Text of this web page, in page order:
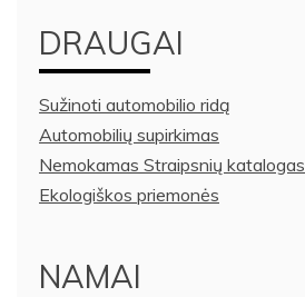
DRAUGAI
Sužinoti automobilio ridą
Automobilių supirkimas
Nemokamas Straipsnių katalogas
Ekologiškos priemonės
NAMAI